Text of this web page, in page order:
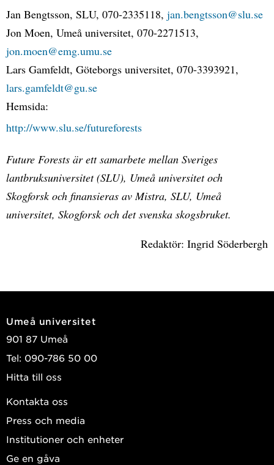
Jan Bengtsson, SLU, 070-2335118, jan.bengtsson@slu.se
Jon Moen, Umeå universitet, 070-2271513,
jon.moen@emg.umu.se
Lars Gamfeldt, Göteborgs universitet, 070-3393921,
lars.gamfeldt@gu.se
Hemsida:
http://www.slu.se/futureforests
Future Forests är ett samarbete mellan Sveriges
lantbruksuniversitet (SLU), Umeå universitet och
Skogforsk och finansieras av Mistra, SLU, Umeå
universitet, Skogforsk och det svenska skogsbruket.
Redaktör: Ingrid Söderbergh
Umeå universitet
901 87 Umeå
Tel: 090-786 50 00
Hitta till oss
Kontakta oss
Press och media
Institutioner och enheter
Ge en gåva